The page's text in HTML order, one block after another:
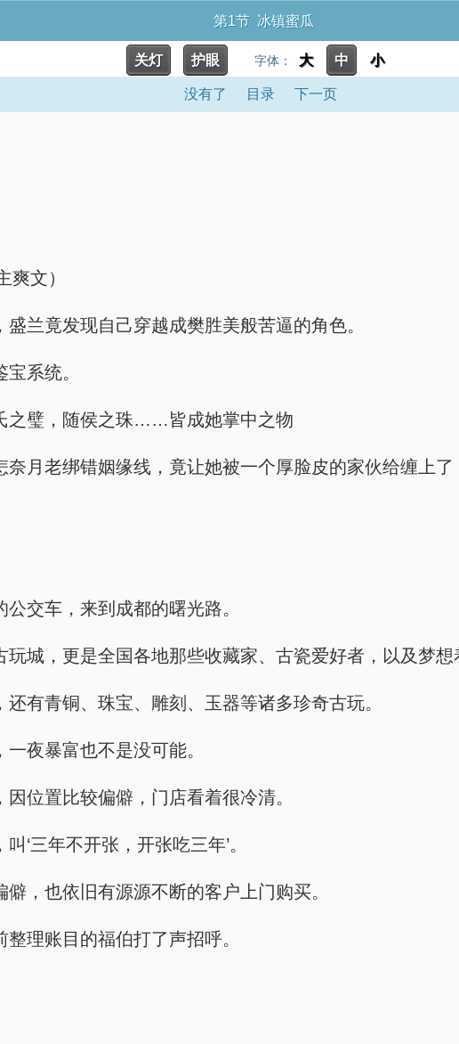
第1节 冰镇蜜瓜
关灯 护眼 字体： 大 中 小
没有了 目录 下一页
爽文）
兰竟发现自己穿越成樊胜美般苦逼的角色。
系统。
之璧，随侯之珠……皆成她掌中之物
月老绑错姻缘线，竟让她被一个厚脸皮的家伙给缠上了
交车，来到成都的曙光路。
城，更是全国各地那些收藏家、古瓷爱好者，以及梦
有青铜、珠宝、雕刻、玉器等诸多珍奇古玩。
夜暴富也不是没可能。
位置比较偏僻，门店看着很冷清。
‘三年不开张，开张吃三年’。
，也依旧有源源不断的客户上门购买。
理账目的福伯打了声招呼。